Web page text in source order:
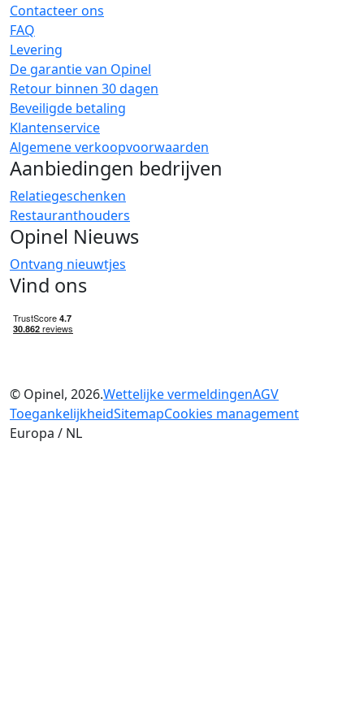
Contacteer ons
FAQ
Levering
De garantie van Opinel
Retour binnen 30 dagen
Beveiligde betaling
Klantenservice
Algemene verkoopvoorwaarden
Aanbiedingen bedrijven
Relatiegeschenken
Restauranthouders
Opinel Nieuws
Ontvang nieuwtjes
Vind ons
© Opinel, 2026.Wettelijke vermeldingenAGV
ToegankelijkheidSitemapCookies management
Europa / NL